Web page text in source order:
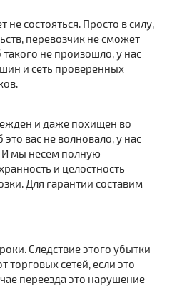
не состояться. Просто в силу,
перевозчик не сможет
такого не произошло, у нас
и сеть проверенных
и даже похищен во
вас не волновало, у нас
И мы несем полную
и целостность
Для гарантии составим
Следствие этого убытки
торговых сетей, если это
переезда это нарушение